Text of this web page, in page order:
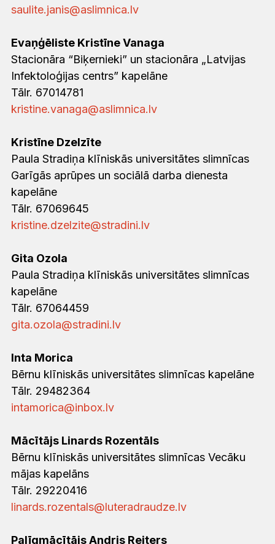
saulite.janis@aslimnica.lv
Evaņģēliste Kristīne Vanaga
Stacionāra “Biķernieki” un stacionāra „Latvijas
Infektoloģijas centrs” kapelāne
Tālr. 67014781
kristine.vanaga@aslimnica.lv
Kristīne Dzelzīte
Paula Stradiņa klīniskās universitātes slimnīcas
Garīgās aprūpes un sociālā darba dienesta
kapelāne
Tālr. 67069645
kristine.dzelzite@stradini.lv
Gita Ozola
Paula Stradiņa klīniskās universitātes slimnīcas
kapelāne
Tālr. 67064459
gita.ozola@stradini.lv
Inta Morica
Bērnu klīniskās universitātes slimnīcas kapelāne
Tālr. 29482364
intamorica@inbox.lv
Mācītājs Linards Rozentāls
Bērnu klīniskās universitātes slimnīcas Vecāku
mājas kapelāns
Tālr. 29220416
linards.rozentals@luteradraudze.lv
Palīgmācītājs Andris Reiters